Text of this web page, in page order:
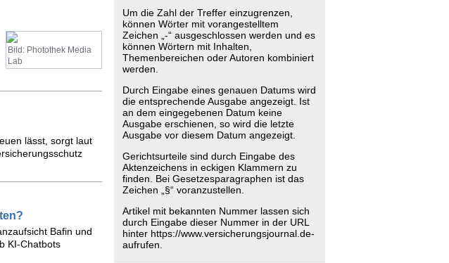
Bild: Photothek Media
Lab
lässt, sorgt laut
Bafin und
KI-Chatbots
Um die Zahl der Treffer einzugrenzen,
können Wörter mit vorangestelltem
Zeichen „-“ ausgeschlossen werden und es
können Wörtern mit Inhalten,
Themenbereichen oder Autoren kombiniert
werden.
Durch Eingabe eines genauen Datums wird
die entsprechende Ausgabe angezeigt. Ist
an dem eingegebenen Datum keine
Ausgabe erschienen, so wird die letzte
Ausgabe vor diesem Datum angezeigt.
Gerichtsurteile sind durch Eingabe des
Aktenzeichens in eckigen Klammern zu
finden. Bei Gesetzesparagraphen ist das
Zeichen „§“ voranzustellen.
Artikel mit bekannten Nummer lassen sich
durch Eingabe dieser Nummer in der URL
hinter https://www.versicherungsjournal.de-
aufrufen.